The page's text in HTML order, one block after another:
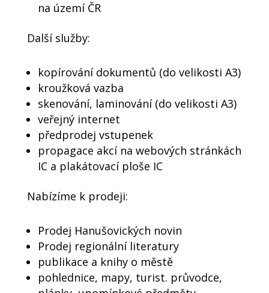
na území ČR
Další služby:
kopírování dokumentů (do velikosti A3)
kroužková vazba
skenování, laminování (do velikosti A3)
veřejný internet
předprodej vstupenek
propagace akcí na webových stránkách
IC a plakátovací ploše IC
Nabízíme k prodeji:
Prodej Hanušovických novin
Prodej regionální literatury
publikace a knihy o městě
pohlednice, mapy, turist. průvodce,